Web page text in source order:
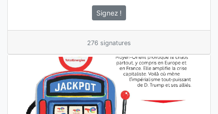
Signez !
276 signatures